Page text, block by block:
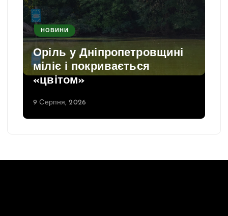
НОВИНИ
Оріль у Дніпропетровщині
міліє і покривається
«цвітом»
9 Серпня, 2026